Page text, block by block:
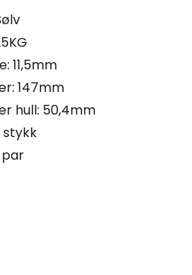
11,5mm
147mm
hull: 50,4mm
stykk
par